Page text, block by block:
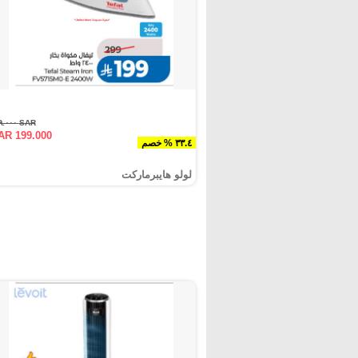
٣٣.٤ % خصم
SAR ٢٩٩.٠٠٠
199.000
لولو هايبرماركت